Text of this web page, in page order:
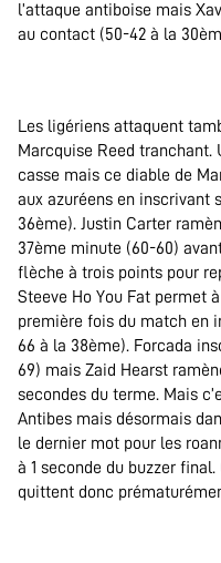
l’attaque antiboise mais
au contact (50-42 à la
Les ligériens attaquent
Marcquise Reed
casse mais ce diable de
aux azuréens en inscrivant
36ème). Justin Carter
37ème minute (60-60)
flèche à trois points pour
Steeve Ho You Fat permet
première fois du match en
66 à la 38ème). Forcada
69) mais Zaid Hearst
secondes du terme. Mais
Antibes mais désormais
le dernier mot pour les
à 1 seconde du buzzer
quittent donc